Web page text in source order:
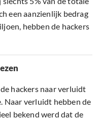
een aanzienlijk bedrag
hebben de hackers
hackers naar verluidt
Naar verluidt hebben de
bekend werd dat de